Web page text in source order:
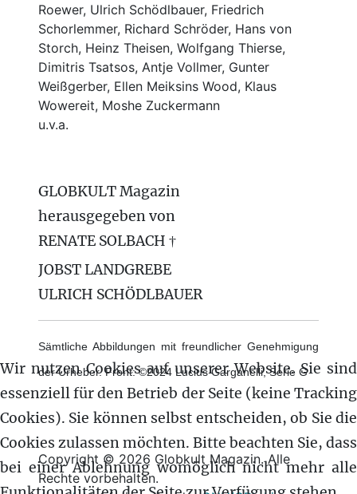
Roewer, Ulrich Schödlbauer, Friedrich
Schorlemmer, Richard Schröder, Hans von
Storch, Heinz Theisen, Wolfgang Thierse,
Dimitris Tsatsos, Antje Vollmer, Gunter
Weißgerber, Ellen Meiksins Wood, Klaus
Wowereit, Moshe Zuckermann
u.v.a.
GLOBKULT Magazin
herausgegeben von
RENATE SOLBACH †
JOBST LANDGREBE
ULRICH SCHÖDLBAUER
Sämtliche Abbildungen mit freundlicher Genehmigung
der Urheber. Front: ©2024 Lucius Garganelli, Serie G
Copyright © 2026 Globkult Magazin. Alle
Rechte vorbehalten.
Wir nutzen Cookies auf unserer Website. Sie sind
essenziell für den Betrieb der Seite (keine Tracking
Cookies). Sie können selbst entscheiden, ob Sie die
Cookies zulassen möchten. Bitte beachten Sie, dass
bei einer Ablehnung womöglich nicht mehr alle